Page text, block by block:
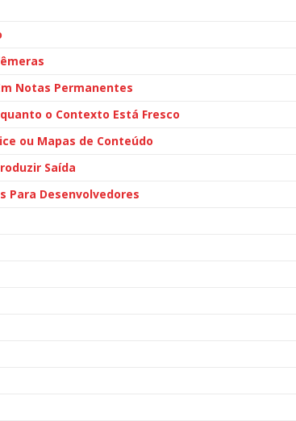
Notas Permanentes
o Contexto Está Fresco
ou Mapas de Conteúdo
Saída
Para Desenvolvedores